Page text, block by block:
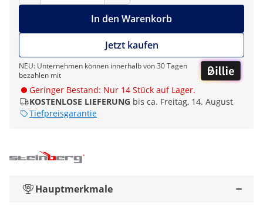
In den Warenkorb
Jetzt kaufen
NEU: Unternehmen können innerhalb von 30 Tagen
bezahlen mit
Geringer Bestand: Nur 14 Stück auf Lager.
KOSTENLOSE LIEFERUNG bis ca. Freitag, 14. August
Tiefpreisgarantie
Hauptmerkmale